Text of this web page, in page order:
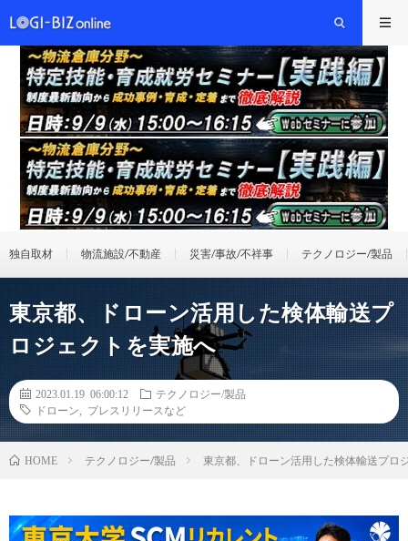
独自取材 物流施設/不動産 災害/事故/不祥事 テクノロジー/製品
東京都、ドローン活用した検体輸送プ
ロジェクトを実施へ
2023.01.19 06:00:12
テクノロジー/製品
ドローン
プレスリリースなど
HOME テクノロジー/製品 東京都、ドローン活用した検体輸送プロ